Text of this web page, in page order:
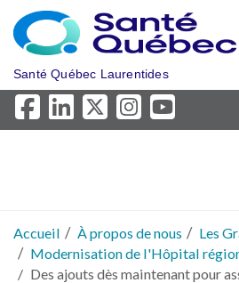
Aller au menu principal
Santé Québec Laurentides
Accueil À propos de nous
Les
Modernisation de l'Hôpital
Des ajouts dès maintenant pour